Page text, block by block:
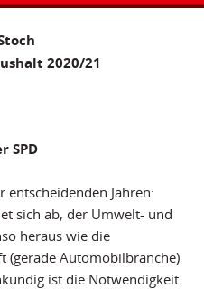
2020/21
SPD
Jahren:
sich ab, der Umwelt- und
heraus wie die
(gerade Automobilbranche)
ist die Notwendigkeit